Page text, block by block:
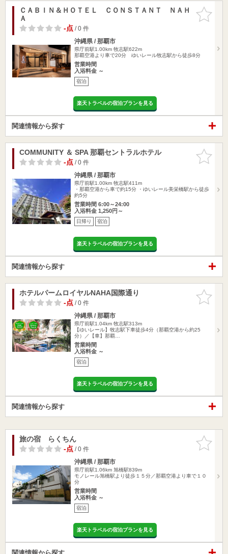
お気に入
りに追加
ＣＡＢＩＮ＆ＨＯＴＥＬ ＣＯＮＳＴＡＮＴ ＮＡＨ
Ａ
-点/ 0 件
沖縄県 / 那覇市
県庁前駅1.00km 牧志駅622m
那覇空港より車で20分 ゆいレール牧志駅から徒歩8分
営業時間
入浴料金 ～
宿泊
楽天トラベルの宿泊プランを見る
関連情報から探す
お気に入
りに追加
COMMUNITY ＆ SPA 那覇セントラルホテル
-点/ 0 件
沖縄県 / 那覇市
県庁前駅1.00km 牧志駅411m
・那覇空港から車で約15分 ・ゆいレール美栄橋駅から徒歩
約5分
営業時間 6:00～24:00
入浴料金 1,250円～
日帰り 宿泊
楽天トラベルの宿泊プランを見る
関連情報から探す
お気に入
りに追加
ホテルパームロイヤルNAHA国際通り
-点/ 0 件
沖縄県 / 那覇市
県庁前駅1.04km 牧志駅313m
【ゆいレール】牧志駅下車徒歩4分（那覇空港から約25
分）／【車】那覇…
営業時間
入浴料金 ～
宿泊
楽天トラベルの宿泊プランを見る
関連情報から探す
お気に入
りに追加
旅の宿 らくちん
-点/ 0 件
沖縄県 / 那覇市
県庁前駅1.06km 旭橋駅839m
モノレール旭橋駅より徒歩１５分／那覇空港より車で１０
分
営業時間
入浴料金 ～
宿泊
楽天トラベルの宿泊プランを見る